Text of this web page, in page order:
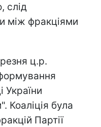
слід
між фракціями
ц.р.
України
Коаліція була
Партії